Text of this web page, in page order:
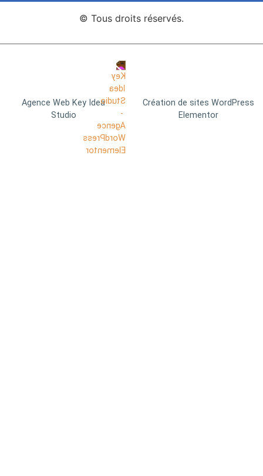
© Tous droits réservés.
Agence Web Key Idea
Studio
Création de sites WordPress
Elementor